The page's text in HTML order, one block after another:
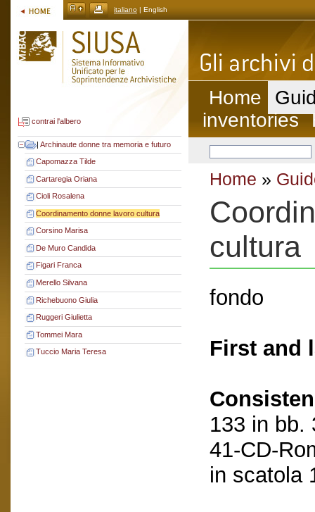
italiano | English
contrai l'albero
| Archinaute donne tra memoria e futuro
Capomazza Tilde
Cartaregia Oriana
Cioli Rosalena
Coordinamento donne lavoro cultura
Corsino Marisa
De Muro Candida
Figari Franca
Merello Silvana
Richebuono Giulia
Ruggeri Giulietta
Tommei Mara
Tuccio Maria Teresa
Home
inventories
Home »
cultura
fondo
First and
133 in bb.
41-CD-
in scatola